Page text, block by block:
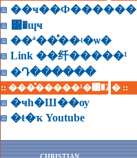
��ҹ��Ф������
͸�ɰҹ
��ª��ͤ��ʵ�ѡ�
Link ��纤�����¹
�Դ������
:: ���ͤ�����¹�͹�Ź� ::
�ҹһ�Ш��ѹ
�ŧ�ҡ Youtube
CHRISTIAN